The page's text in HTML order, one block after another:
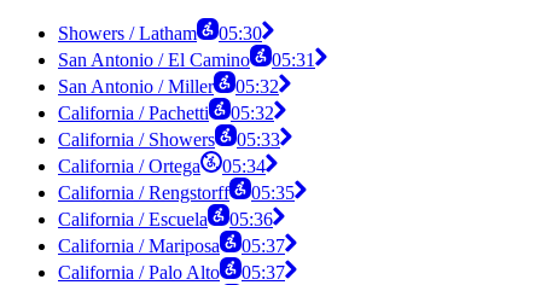
Showers / Latham
05:30
San Antonio / El Camino
05:31
San Antonio / Miller
05:32
California / Pachetti
05:32
California / Showers
05:33
California / Ortega
05:34
California / Rengstorff
05:35
California / Escuela
05:36
California / Mariposa
05:37
California / Palo Alto
05:37